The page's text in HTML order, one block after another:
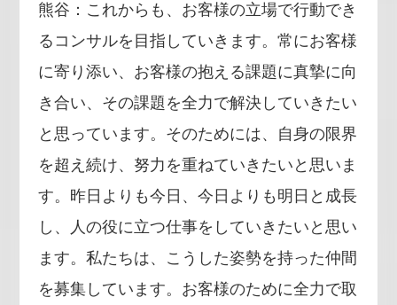
熊谷：これからも、お客様の立場で行動でき
るコンサルを目指していきます。常にお客様
に寄り添い、お客様の抱える課題に真摯に向
き合い、その課題を全力で解決していきたい
と思っています。そのためには、自身の限界
を超え続け、努力を重ねていきたいと思いま
す。昨日よりも今日、今日よりも明日と成長
し、人の役に立つ仕事をしていきたいと思い
ます。私たちは、こうした姿勢を持った仲間
を募集しています。お客様のために全力で取